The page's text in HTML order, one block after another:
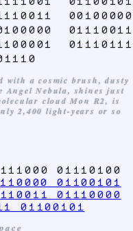
00100000
01110011
01110111
with a cosmic brush, dusty
Angel Nebula, shines just
cloud Mon R2, is
2,400 light-years or so
01110100
01100101
01110000
01100101